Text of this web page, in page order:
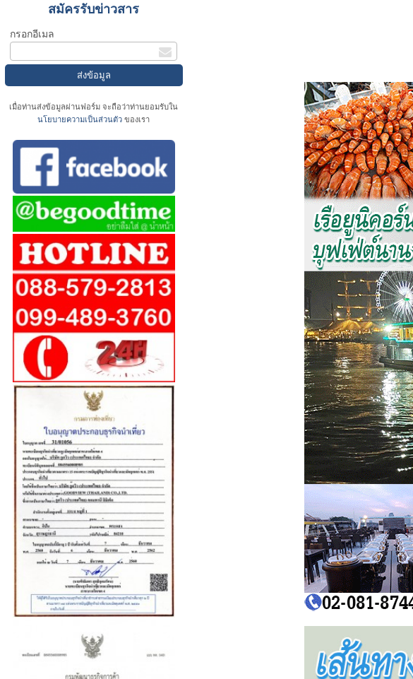
สมัครรับข่าวสาร
กรอกอีเมล
เมื่อท่านส่งข้อมูลผ่านฟอร์ม จะถือว่าท่านยอมรับใน
นโยบายความเป็นส่วนตัวของเรา